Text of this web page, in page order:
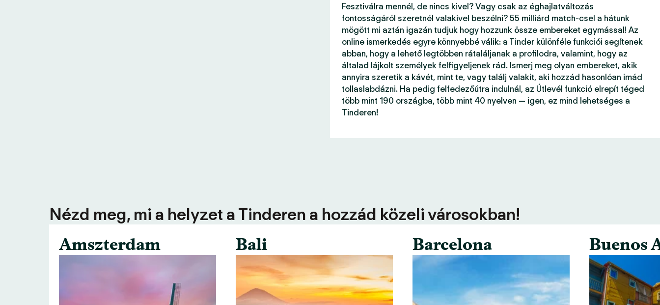
Fesztiválra mennél, de nincs kivel? Vagy csak az éghajlatváltozás
fontosságáról szeretnél valakivel beszélni? 55 milliárd match-csel a hátunk
mögött mi aztán igazán tudjuk hogy hozzunk össze embereket egymással! Az
online ismerkedés egyre könnyebbé válik: a Tinder különféle funkciói segítenek
abban, hogy a lehető legtöbben rátaláljanak a profilodra, valamint, hogy az
általad lájkolt személyek felfigyeljenek rád. Ismerj meg olyan embereket, akik
annyira szeretik a kávét, mint te, vagy találj valakit, aki hozzád hasonlóan imád
tollaslabdázni. Ha pedig felfedezőútra indulnál, az Útlevél funkció elrepít téged
több mint 190 országba, több mint 40 nyelven — igen, ez mind lehetséges a
Tinderen!
Nézd meg, mi a helyzet a Tinderen a hozzád közeli városokban!
Amszterdam
Bali Barcelona Buenos